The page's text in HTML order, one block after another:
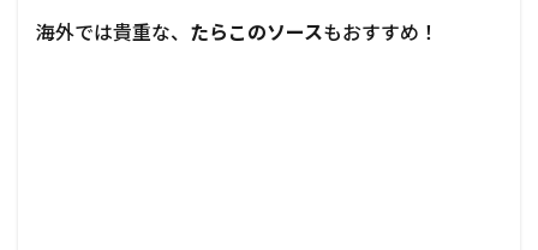
海外では貴重な、 たらこのソースもおすすめ！